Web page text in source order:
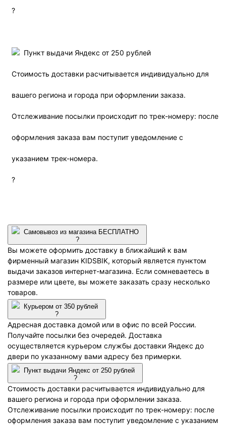
?
Пункт выдачи Яндекс от 250 рублей
Стоимость доставки расчитывается индивидуально для
вашего региона и города при оформлении заказа.
Отслеживание посылки происходит по трек-номеру: после
оформления заказа вам поступит уведомление с
указанием трек-номера.
?
Самовывоз из магазина БЕСПЛАТНО
?
Вы можете оформить доставку в ближайший к вам
фирменный магазин KIDSBIK, который является пунктом
выдачи заказов интернет-магазина. Если сомневаетесь в
размере или цвете, вы можете заказать сразу несколько
товаров.
Курьером от 350 рублей
?
Адресная доставка домой или в офис по всей России.
Получайте посылки без очередей. Доставка
осуществляется курьером службы доставки Яндекс до
двери по указанному вами адресу без примерки.
Пункт выдачи Яндекс от 250 рублей
?
Стоимость доставки расчитывается индивидуально для
вашего региона и города при оформлении заказа.
Отслеживание посылки происходит по трек-номеру: после
оформления заказа вам поступит уведомление с указанием